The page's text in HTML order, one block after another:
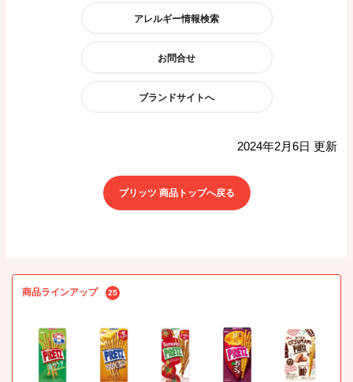
アレルギー情報検索
お問合せ
ブランドサイトへ
2024年2月6日 更新
プリッツ 商品トップへ戻る
商品ラインアップ 25